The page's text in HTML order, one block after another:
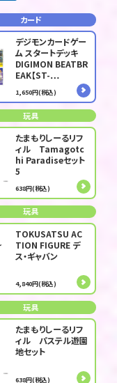
カード
デジモンカードゲー
ム スタートデッキ
DIGIMON BEATBR
EAK【ST-…
1,650円(税込)
玩具
たまもりしーるリフ
ィル Tamagotc
hi Paradiseセット
5
638円(税込)
玩具
TOKUSATSU AC
TION FIGURE デ
ス・ギャバン
4,840円(税込)
玩具
たまもりしーるリフ
ィル パステル遊園
地セット
638円(税込)